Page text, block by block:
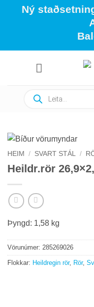
Ný
search
HEIM / SVART STÁL /
Heildr.rör
Þyngd: 1,58 kg
Vörunúmer: 285269026
Flokkar: Heildregin rör, Rör,